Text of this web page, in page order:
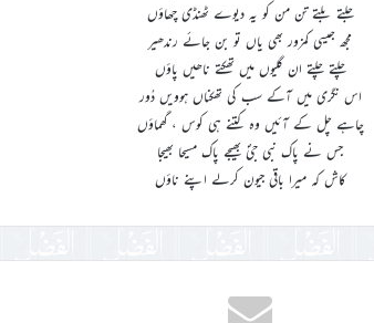
جلتے بلتے تن من کو یہ دیوے ٹھنڈی چھاؤں
مجھ جیسی کمزور بھی یاں تو بن جائے رندھیر
چلتے چلتے ان گلیوں میں تھکتے ناھیں پاؤں
اس نگری میں آکے سب کی تھکناں ہوویں دُور
چاہے چل کے آئیں وہ کتنے ہی کوس ، گھماؤں
جس نے پاک نبی جیؐ بھیجے پاک مسیحا بھیجا
کاش کہ میرا باقی جیون کرلے اپنے ناؤں